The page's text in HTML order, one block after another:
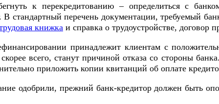
к перекредитованию – определиться с
В стандартный перечень документации, требуемый
книжка и справка о трудоустройстве, договор
принадлежит клиентам с
всего, станут причиной отказа со стороны
приложить копии квитанций об оплате
одобрили, прежний банк-кредитор должен быть